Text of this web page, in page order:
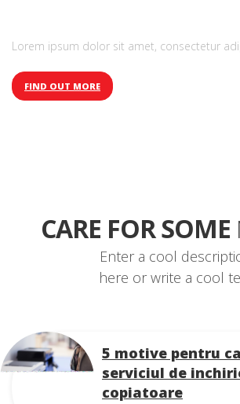
Lorem ipsum dolor sit amet, consectetur
FIND OUT MORE
CARE FOR SOME
Enter a cool
here or write a cool
5 motive pentru
serviciul de
copiatoare